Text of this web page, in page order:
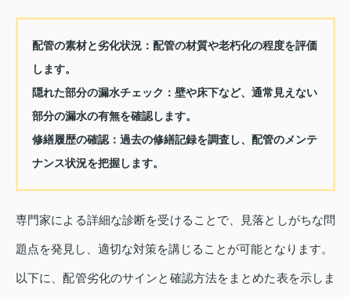
配管の素材と劣化状況： 配管の材質や老朽化の程度を評価
します。
隠れた部分の漏水チェック： 壁や床下など、通常見えない
部分の漏水の有無を確認します。
修繕履歴の確認： 過去の修繕記録を調査し、配管のメンテ
ナンス状況を把握します。
専門家による詳細な診断を受けることで、見落としがちな問
題点を発見し、適切な対策を講じることが可能となります。
以下に、配管劣化のサインと確認方法をまとめた表を示しま